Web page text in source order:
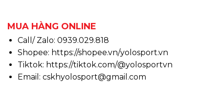
MUA HÀNG ONLINE
Call/ Zalo: 0939.029.818
Shopee: https://shopee.vn/yolosport.vn
Tiktok: https://tiktok.com/@yolosportvn
Email: cskhyolosport@gmail.com